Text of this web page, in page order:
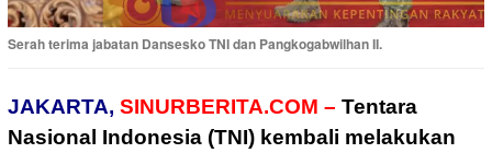
Serah terima jabatan Dansesko TNI dan Pangkogabwilhan II.
JAKARTA, SINURBERITA.COM – Tentara
Nasional Indonesia (TNI) kembali melakukan